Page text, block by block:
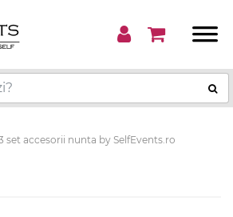
set accesorii nunta by SelfEvents.ro